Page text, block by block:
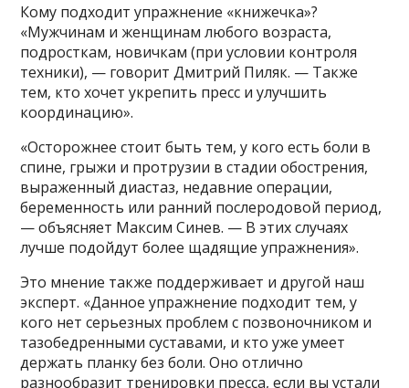
Кому подходит упражнение «книжечка»?
«Мужчинам и женщинам любого возраста,
подросткам, новичкам (при условии контроля
техники), — говорит Дмитрий Пиляк. — Также
тем, кто хочет укрепить пресс и улучшить
координацию».
«Осторожнее стоит быть тем, у кого есть боли в
спине, грыжи и протрузии в стадии обострения,
выраженный диастаз, недавние операции,
беременность или ранний послеродовой период,
— объясняет Максим Синев. — В этих случаях
лучше подойдут более щадящие упражнения».
Это мнение также поддерживает и другой наш
эксперт. «Данное упражнение подходит тем, у
кого нет серьезных проблем с позвоночником и
тазобедренными суставами, и кто уже умеет
держать планку без боли. Оно отлично
разнообразит тренировки пресса, если вы устали